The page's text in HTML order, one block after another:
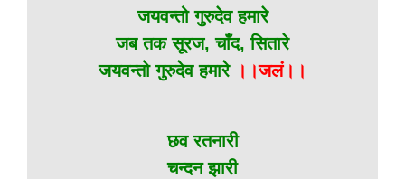
जयवन्तो गुरुदेव हमारे
जब तक सूरज, चाँद, सितारे
जयवन्तो गुरुदेव हमारे ।।जलं।।
छव रतनारी
चन्दन झारी